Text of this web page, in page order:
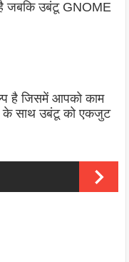
जबकि उबंटू GNOME
है जिसमें आपको काम
के साथ उबंटू को एकजुट